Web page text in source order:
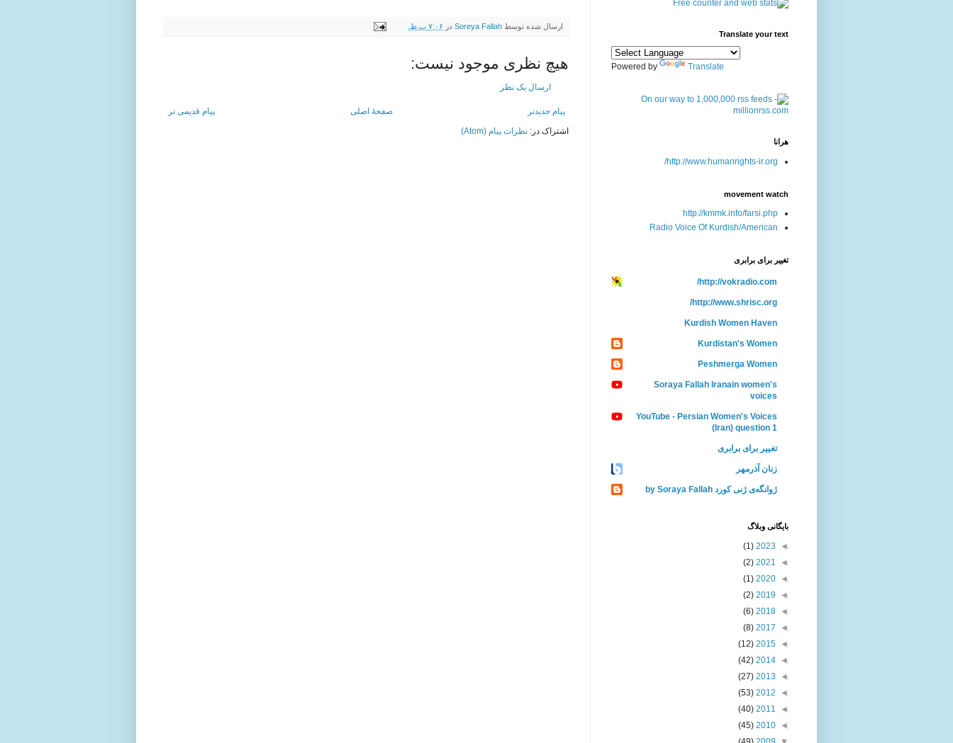
ارسال شده توسط Soreya Fallah در ۷:۰۶ ب.ظ.
هیچ نظری موجود نیست:
ارسال یک نظر
پیام جدیدتر پیام قدیمی تر
صفحهٔ اصلی
اشتراک در: نظرات پیام (Atom)
Translate your text
Powered by Translate
هرانا
http://www.humanrights-ir.org/
movement watch
http://kmmk.info/farsi.php
Radio Voice Of Kurdish/American
تغییر برای برابری
http://vokradio.com/
http://www.shrisc.org/
Kurdish Women Haven
Kurdistan's Women
Peshmerga Women
Soraya Fallah Iranain women's
voices
YouTube - Persian Women's Voices
(Iran) question 1
تغییر برای برابری
زنان آذرمهر
ژوانگه‌ی ژنی كورد by Soraya Fallah
بايگانی وبلاگ
◄
2023
(1)
◄
2021
(2)
◄
2020
(1)
◄
2019
(2)
◄
2018
(6)
◄
2017
(8)
◄
2015
(12)
◄
2014
(42)
◄
2013
(27)
◄
2012
(53)
◄
2011
(40)
◄
2010
(45)